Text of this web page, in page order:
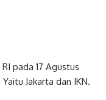
pada 17 Agustus
Jakarta dan IKN.